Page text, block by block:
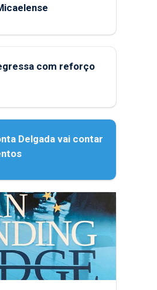
com reforço
Delgada vai contar